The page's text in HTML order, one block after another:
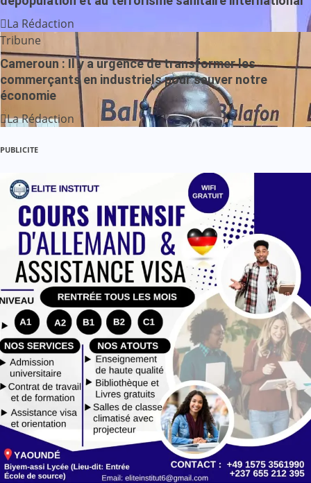
La Rédaction
Tribune
Cameroun : Il y a urgence de transformer les
commerçants en industriels pour sauver notre
économie
La Rédaction
PUBLICITE